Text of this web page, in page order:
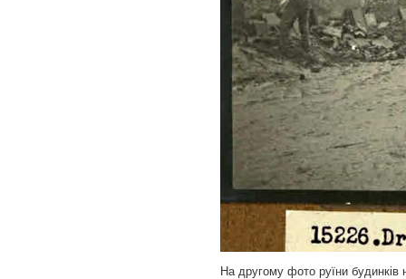
На другому фото руїни